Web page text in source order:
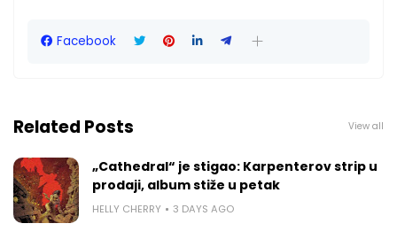
Facebook
Related Posts View all
„Cathedral“ je stigao: Karpenterov strip u
prodaji, album stiže u petak
HELLY CHERRY 3 DAYS AGO